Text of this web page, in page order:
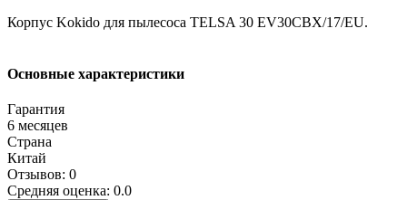
Корпус Kokido для пылесоса TELSA 30 EV30CBX/17/EU.
Основные характеристики
Гарантия
6 месяцев
Страна
Китай
Отзывов: 0
Средняя оценка: 0.0